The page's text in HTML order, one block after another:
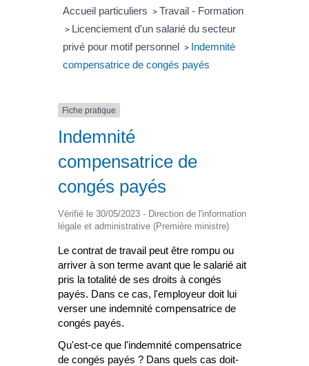
Accueil particuliers > Travail - Formation
> Licenciement d'un salarié du secteur
privé pour motif personnel > Indemnité
compensatrice de congés payés
Fiche pratique
Indemnité
compensatrice de
congés payés
Vérifié le 30/05/2023 - Direction de l'information
légale et administrative (Première ministre)
Le contrat de travail peut être rompu ou
arriver à son terme avant que le salarié ait
pris la totalité de ses droits à congés
payés. Dans ce cas, l'employeur doit lui
verser une indemnité compensatrice de
congés payés.
Qu'est-ce que l'indemnité compensatrice
de congés payés ? Dans quels cas doit-